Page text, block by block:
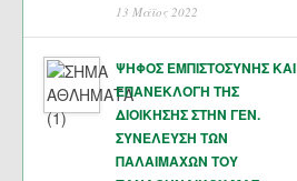
13 Μάϊος 2022
ΨΗΦΟΣ ΕΜΠΙΣΤΟΣΥΝΗΣ ΚΑΙ
ΕΠΑΝΕΚΛΟΓΗ ΤΗΣ
ΔΙΟΙΚΗΣΗΣ ΣΤΗΝ ΓΕΝ.
ΣΥΝΕΛΕΥΣΗ ΤΩΝ
ΠΑΛΑΙΜΑΧΩΝ ΤΟΥ